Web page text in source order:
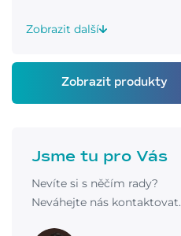
Zobrazit další
Jsme tu pro Vás
Nevíte si s něčím rady?
Neváhejte nás kontaktovat.